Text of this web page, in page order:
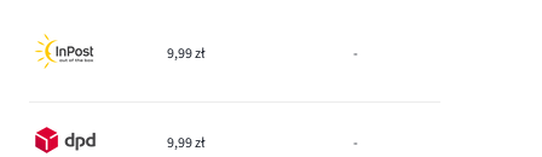
9,99 zł -
9,99 zł -